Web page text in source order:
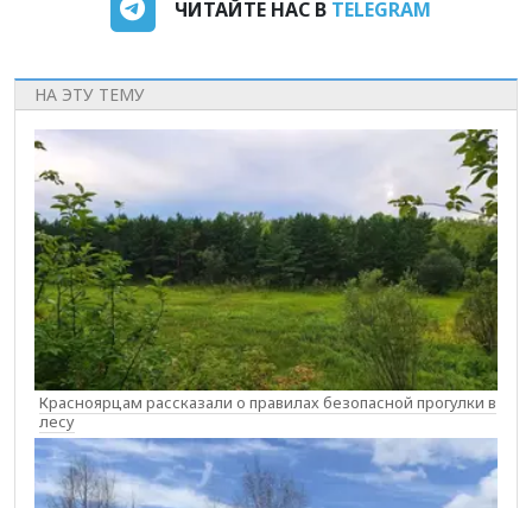
ЧИТАЙТЕ НАС В TELEGRAM
НА ЭТУ ТЕМУ
Красноярцам рассказали о правилах безопасной прогулки в
лесу